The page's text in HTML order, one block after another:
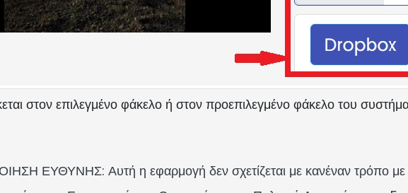
στον επιλεγμένο φάκελο ή στον προεπιλεγμένο φάκελο του
ΕΥΘΥΝΗΣ: Αυτή η εφαρμογή δεν σχετίζεται με κανέναν τρόπο